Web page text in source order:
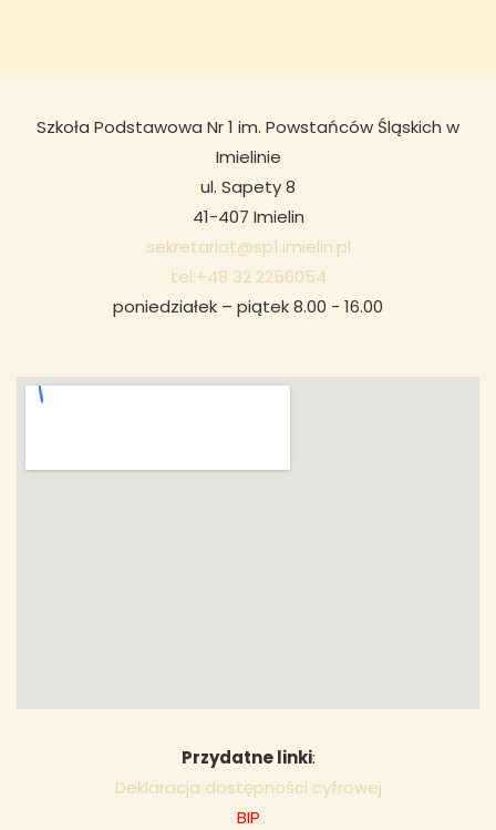
Szkoła Podstawowa Nr 1 im. Powstańców Śląskich w
Imielinie
ul. Sapety 8
41-407 Imielin
sekretariat@sp1.imielin.pl
tel:+48 32 2256054
poniedziałek – piątek 8.00 - 16.00
Przydatne linki:
Deklaracja dostępności cyfrowej
BIP